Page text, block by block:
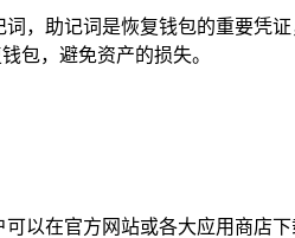
，助记词是恢复钱包的重要凭
包，避免资产的损失。
以在官方网站或各大应用商店